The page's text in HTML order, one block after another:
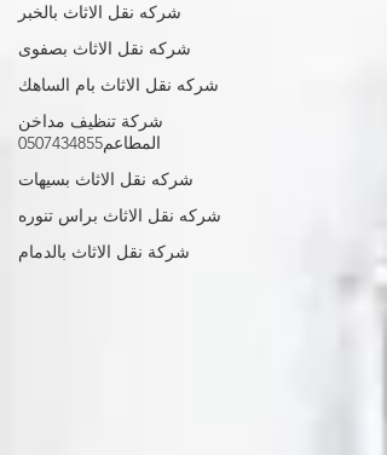
شركه نقل الاثاث بالخبر
شركه نقل الاثاث بصفوى
شركه نقل الاثاث بام الساهك
شركة تنظيف مداخن
المطاعم0507434855
شركه نقل الاثاث بسيهات
شركه نقل الاثاث براس تنوره
شركة نقل الاثاث بالدمام